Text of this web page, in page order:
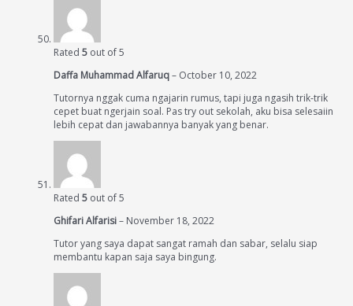
Rated 5 out of 5
Daffa Muhammad Alfaruq– October 10, 2022
Tutornya nggak cuma ngajarin rumus, tapi juga ngasih trik-trik
cepet buat ngerjain soal. Pas try out sekolah, aku bisa selesaiin
lebih cepat dan jawabannya banyak yang benar.
Rated 5 out of 5
Ghifari Alfarisi– November 18, 2022
Tutor yang saya dapat sangat ramah dan sabar, selalu siap
membantu kapan saja saya bingung.